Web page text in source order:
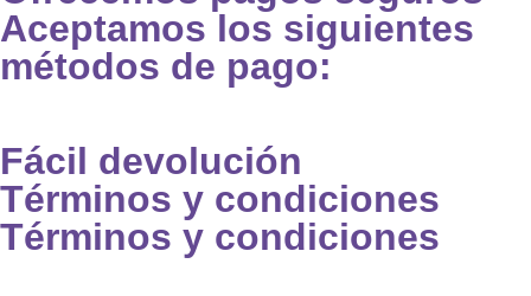
Aceptamos los siguientes
métodos de pago:
Fácil devolución
Términos y condiciones
Términos y condiciones